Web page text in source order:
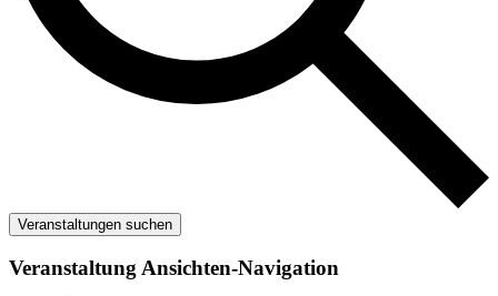
Veranstaltungen suchen
Veranstaltung Ansichten-Navigation